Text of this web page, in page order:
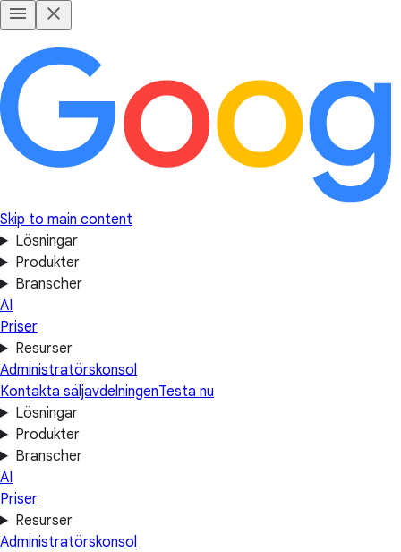
Skip to main content
Lösningar
Produkter
Branscher
AI
Priser
Resurser
Administratörskonsol
Kontakta säljavdelningenTesta nu
Lösningar
Produkter
Branscher
AI
Priser
Resurser
Administratörskonsol